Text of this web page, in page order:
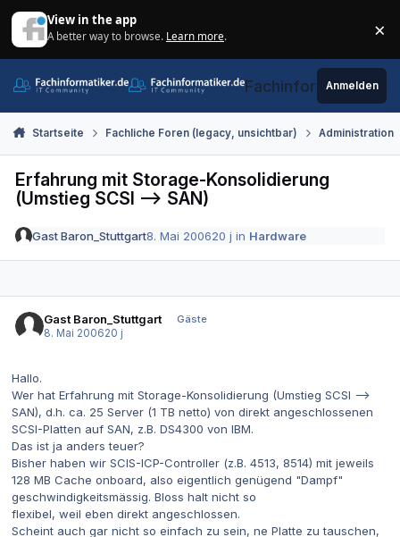
View in the app
A better way to browse. Learn more. ×
Fachinformatiker.de
Anmelden
Startseite Fachliche Foren (legacy, unsichtbar) Administration
Erfahrung mit Storage-Konsolidierung
(Umstieg SCSI --> SAN)
Gast Baron_Stuttgart8. Mai 200620 j in Hardware
Gast Baron_Stuttgart
Gäste
8. Mai 200620 j
Hallo.
Wer hat Erfahrung mit Storage-Konsolidierung (Umstieg SCSI -->
SAN), d.h. ca. 25 Server (1 TB netto) von direkt angeschlossenen
SCSI-Platten auf SAN, z.B. DS4300 von IBM.
Das ist ja anders teuer?
Bisher haben wir SCIS-ICP-Controller (z.B. 4513, 8514) mit jeweils
128 MB Cache onboard, also eigentlich genügend "Dampf"
geschwindigkeitsmässig. Bloss halt nicht so
flexibel, weil eben direkt angeschlossen.
Scheint auch gar nicht so einfach zu sein, ne Platte zu tauschen,